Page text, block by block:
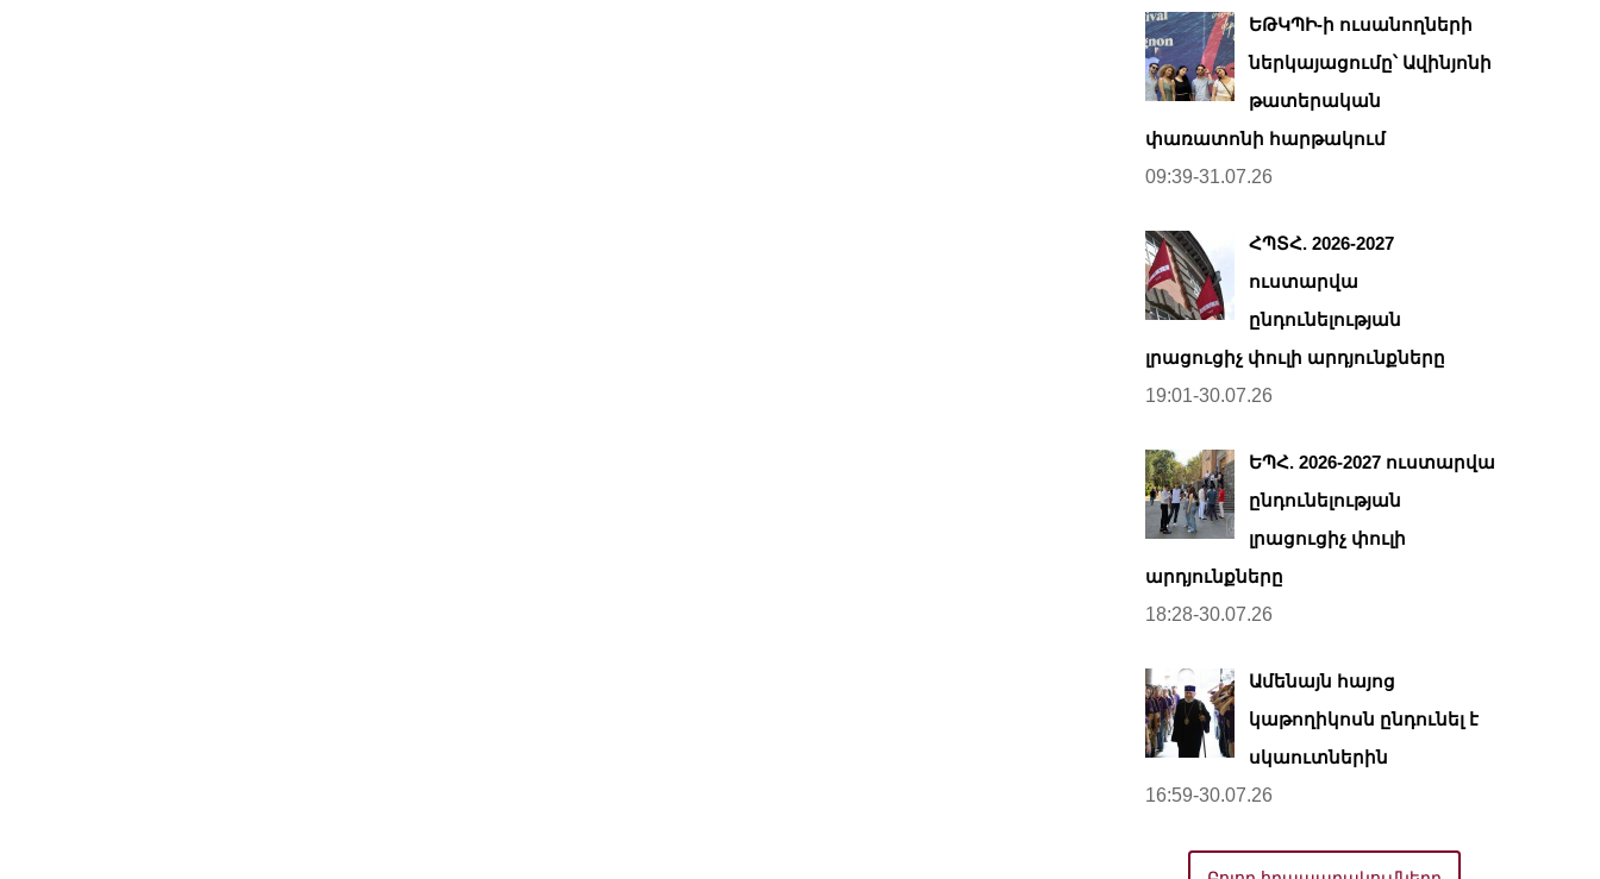
ԵԹԿՊԻ-ի ուսանողների
ներկայացումը՝ Ավինյոնի
թատերական
փառատոնի հարթակում
09:39-31.07.26
ՀՊՏՀ. 2026-2027
ուստարվա
ընդունելության
լրացուցիչ փուլի արդյունքները
19:01-30.07.26
ԵՊՀ. 2026-2027 ուստարվա
ընդունելության
լրացուցիչ փուլի
արդյունքները
18:28-30.07.26
Ամենայն հայոց
կաթողիկոսն ընդունել է
սկաուտներին
16:59-30.07.26